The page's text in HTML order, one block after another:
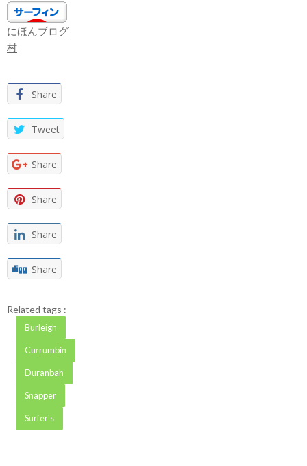
にほんブログ
村
Share
Tweet
Share
Share
Share
Share
Related tags :
Burleigh
Currumbin
Duranbah
Snapper
Surfer's